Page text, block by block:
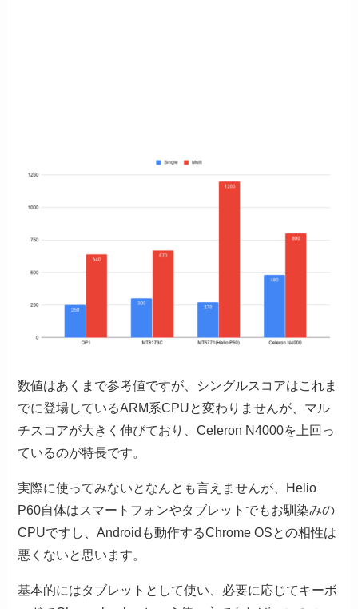
数値はあくまで参考値ですが、シングルスコアはこれま
でに登場しているARM系CPUと変わりませんが、マル
チスコアが大きく伸びており、Celeron N4000を上回っ
ているのが特長です。
実際に使ってみないとなんとも言えませんが、Helio
P60自体はスマートフォンやタブレットでもお馴染みの
CPUですし、Androidも動作するChrome OSとの相性は
悪くないと思います。
基本的にはタブレットとして使い、必要に応じてキーボ